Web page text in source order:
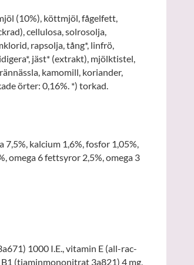
(10%), köttmjöl, fågelfett,
cellulosa, solrosolja,
rapsolja, tång*, linfrö,
jäst* (extrakt), mjölktistel,
kamomill, koriander,
örter: 0,16%. *) torkad.
kalcium 1,6%, fosfor 1,05%,
omega 6 fettsyror 2,5%, omega 3
1000 I.E., vitamin E (all-rac-
(tiaminmononitrat 3a821) 4 mg,